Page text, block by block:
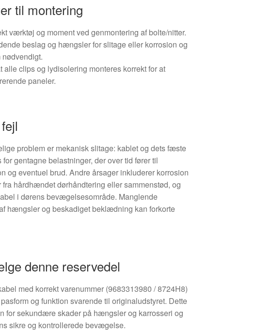
til montering
værktøj og moment ved genmontering af bolte/nitter.
beslag og hængsler for slitage eller korrosion og
nødvendigt.
alle clips og lydisolering monteres korrekt for at
paneler.
problem er mekanisk slitage: kablet og dets fæste
gentagne belastninger, der over tid fører til
og eventuel brud. Andre årsager inkluderer korrosion
fra hårdhændet dørhåndtering eller sammenstød, og
i dørens bevægelsesområde. Manglende
hængsler og beskadiget beklædning kan forkorte
denne reservedel
med korrekt varenummer (9683313980 / 8724H8)
og funktion svarende til originaludstyret. Dette
for sekundære skader på hængsler og karrosseri og
sikre og kontrollerede bevægelse.